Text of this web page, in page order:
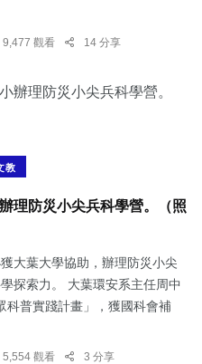
9,477 觀看 14 分享
教
理防災小尖兵科學營。（照
大葉大學協助，辦理防災小尖
探索力。 大葉環安系主任周中
科普實踐計畫」，獲國科會補
5,554 觀看 3 分享